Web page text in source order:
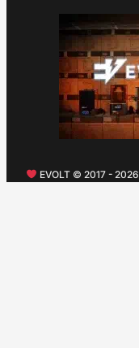
EVOLT © 2017 - 2026